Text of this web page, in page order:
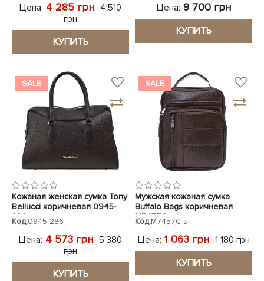
Цена: 4 285 грн 4 510
грн
КУПИТЬ
Цена: 9 700 грн
КУПИТЬ
SALE
Кожаная женская сумка Tony
Bellucci коричневая 0945-
286
Код:0945-286
Цена: 4 573 грн 5 380
грн
КУПИТЬ
SALE
Мужская кожаная сумка
Buffalo Bags коричневая
M7457C
Код:M7457C-s
Цена: 1 063 грн 1 180 грн
КУПИТЬ